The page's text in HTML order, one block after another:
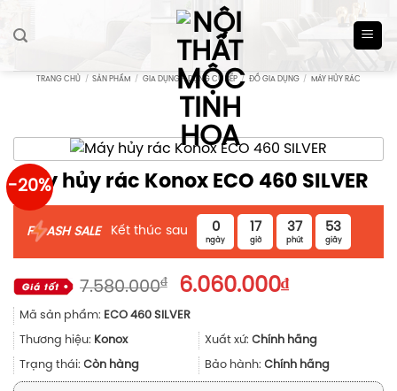
TRANG CHỦ / SẢN PHẨM / GIA DỤNG - DỤNG CỤ BẾP / ĐỒ GIA DỤNG / MÁY HỦY RÁC
-20%
Máy hủy rác Konox ECO 460 SILVER
F ASH SALE Kết thúc sau 0
ngày
17
giờ
37
phút
53
giây
7.580.000₫
Giá
gốc
là:
7.580.000₫.
6.060.000₫Giá
là:
6.060.000₫.
Mã sản phẩm: ECO 460 SILVER
Thương hiệu: Konox Xuất xứ: Chính hãng
Trạng thái: Còn hàng Bảo hành: Chính hãng